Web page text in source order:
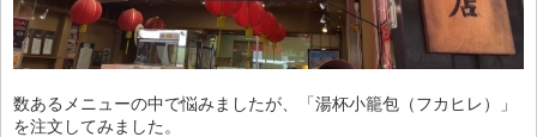
数あるメニューの中で悩みましたが、「湯杯小籠包（フカヒレ）」
を注文してみました。